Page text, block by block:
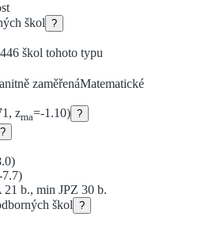
škol ?
škol tohoto typu
zaměřenáMatematické
, zma=-1.10) ?
?
)
7.7)
21 b., min JPZ 30 b.
škol ?